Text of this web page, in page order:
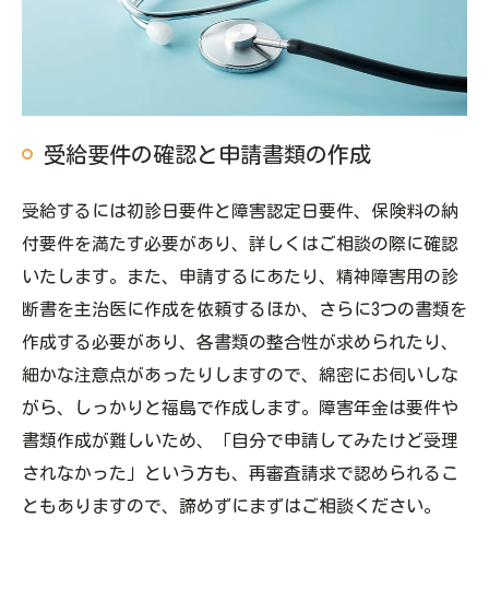
受給要件の確認と申請書類の作成
受給するには初診日要件と障害認定日要件、保険料の納
付要件を満たす必要があり、詳しくはご相談の際に確認
いたします。また、申請するにあたり、精神障害用の診
断書を主治医に作成を依頼するほか、さらに3つの書類を
作成する必要があり、各書類の整合性が求められたり、
細かな注意点があったりしますので、綿密にお伺いしな
がら、しっかりと福島で作成します。障害年金は要件や
書類作成が難しいため、「自分で申請してみたけど受理
されなかった」という方も、再審査請求で認められるこ
ともありますので、諦めずにまずはご相談ください。